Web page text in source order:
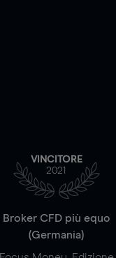
VINCITORE
2021
Broker CFD più equo
(Germania)